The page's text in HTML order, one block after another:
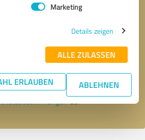
Marketing
Details zeigen
ALLE ZULASSEN
ERLAUBEN ABLEHNEN
* Erforderliche Angaben
Nachricht senden
zu.